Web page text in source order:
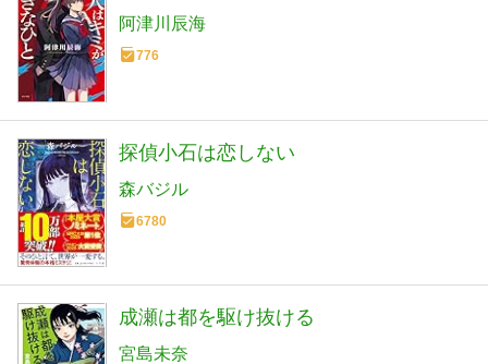
阿津川辰海
776
探偵小石は恋しない
森バジル
6780
成瀬は都を駆け抜ける
宮島未奈